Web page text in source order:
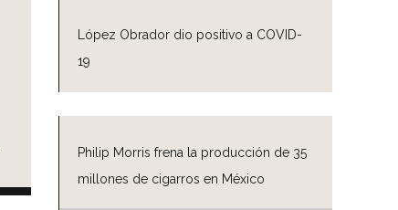
López Obrador dio positivo a COVID-
19
Philip Morris frena la producción de 35
millones de cigarros en México